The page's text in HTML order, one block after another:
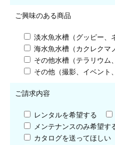
ご興味のある商品
淡水魚水槽（グッピー、
海水魚水槽（カクレクマ
その他水槽（テラリウム
その他（撮影、イベント
ご請求内容
レンタルを希望する
メンテナンスのみ希望す
カタログを送ってほしい